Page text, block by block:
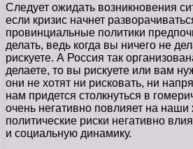
Следует ожидать возникновения
если кризис начнет
провинциальные политики
делать, ведь когда вы ничего не
рискуете. А Россия так
делаете, то вы рискуете или вам
они не хотят ни рисковать, ни
нам придется столкнуться в
очень негативно повлияет на наши
политические риски негативно
и социальную динамику.